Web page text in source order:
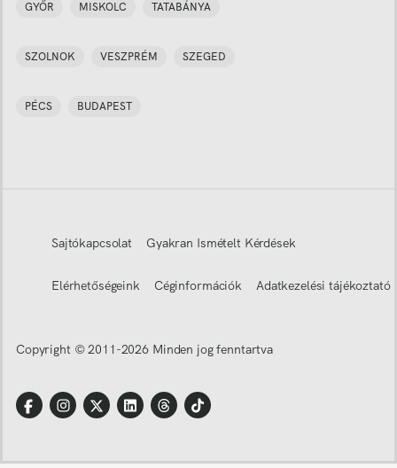
GYŐR MISKOLC TATABÁNYA
SZOLNOK VESZPRÉM SZEGED
PÉCS BUDAPEST
Sajtókapcsolat Gyakran Ismételt Kérdések
Elérhetőségeink Céginformációk Adatkezelési tájékoztató
Copyright © 2011-2026 Minden jog fenntartva